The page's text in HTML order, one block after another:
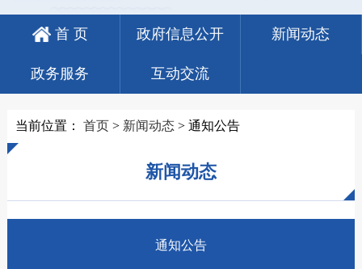
首 页 政府信息公开 新闻动态
政务服务 互动交流
当前位置： 首页> 新闻动态> 通知公告
新闻动态
通知公告